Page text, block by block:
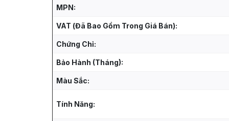
MPN:
VAT (Đã Bao Gồm Trong Giá Bán):
Chứng Chỉ:
Bảo Hành (Tháng):
Màu Sắc:
Tính Năng: